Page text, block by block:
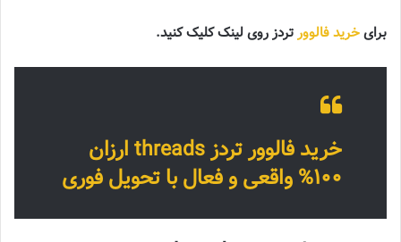
برایخرید فالوورتردز روی لینک کلیک کنید.
خرید فالوور تردز threads ارزان
100% واقعی و فعال با تحویل فوری